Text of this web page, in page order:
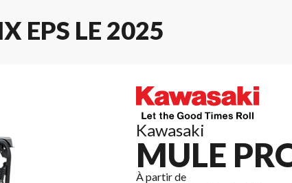
EPS LE 2025
Kawasaki
MULE
À partir de